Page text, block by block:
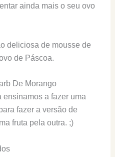
ainda mais o seu ovo
deliciosa de mousse de
de Páscoa.
De Morango
ensinamos a fazer uma
fazer a versão de
fruta pela outra. ;)